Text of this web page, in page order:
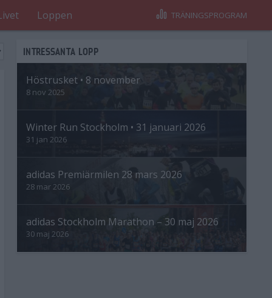
Loppen TRÄNINGSPROGRAM
INTRESSANTA LOPP
Höstrusket • 8 november
8 nov 2025
Winter Run Stockholm • 31 januari 2026
31 jan 2026
adidas Premiärmilen 28 mars 2026
28 mar 2026
adidas Stockholm Marathon – 30 maj 2026
30 maj 2026